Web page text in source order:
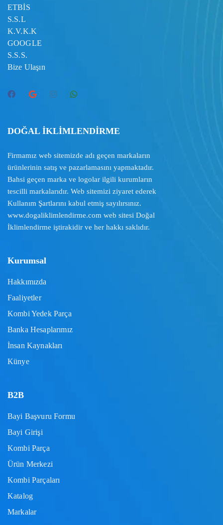
ETBİS
S.S.L
K.V.K.K
GOOGLE
S.S.S.
Bize Ulaşın
DOĞAL İKLİMLENDİRME
Firmamız web sitemizde adı geçen markaların
ürünlerinin satış ve pazarlamasını yapmaktadır.
Bahsi geçen marka ve logolar ilgili kurumların
tescilli markalarıdır. Web sitemizi ziyaret ederek
Kullanım Şartlarını kabul etmiş sayılırsınız.
www.dogaliklimlendirme.com web sitesi Doğal
İklimlendirme iştirakidir ve her hakkı saklıdır.
Kurumsal
Hakkımızda
Faaliyetler
Kombi Yedek Parça
Banka Hesaplarımız
İnsan Kaynakları
Künye
B2B
Bayi Başvuru Formu
Bayi Girişi
Kombi Parça
Ürün Merkezi
Kombi Parçaları
Katalog
Markalar